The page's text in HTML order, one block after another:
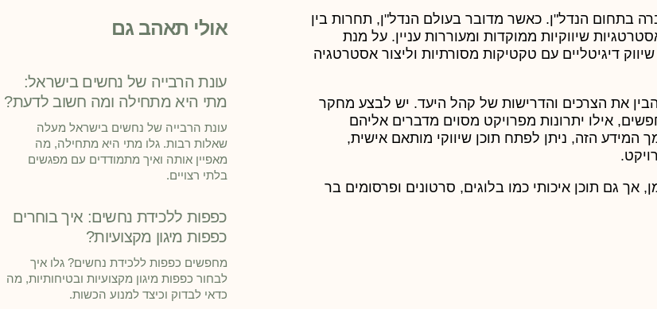
בתחום הנדל"ן. כאשר מדובר בעולם הנדל"ן, תחרות בין
שיווקיות ממוקדות ומעוררות עניין. על מנת
דיגיטליים עם טקטיקות מסורתיות וליצור אסטרטגיה
את הצרכים והדרישות של קהל היעד. יש לבצע מחקר
אילו יתרונות מפרויקט מסוים מדברים אליהם
הזה, ניתן לפתח תוכן שיווקי מותאם אישית,
אך גם תוכן איכותי כמו בלוגים, סרטונים ופרסומים בר
אולי תאהב גם
עונת הרבייה של נחשים בישראל:
מתי היא מתחילה ומה חשוב לדעת?
עונת הרבייה של נחשים בישראל מעלה
שאלות רבות. גלו מתי היא מתחילה, מה
מאפיין אותה ואיך מתמודדים עם מפגשים
בלתי רצויים.
כפפות ללכידת נחשים: איך בוחרים
כפפות מיגון מקצועיות?
מחפשים כפפות ללכידת נחשים? גלו איך
לבחור כפפות מיגון מקצועיות ובטיחותיות, מה
כדאי לבדוק וכיצד למנוע הכשות.